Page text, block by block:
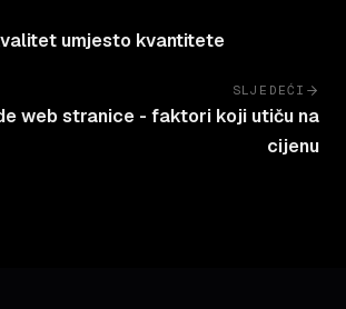
umjesto kvantitete
SLJEDEĆI
web stranice - faktori koji utiču na
cijenu